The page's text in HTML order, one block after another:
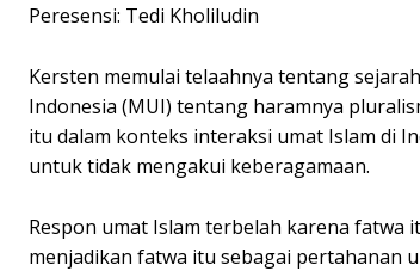
Peresensi: Tedi Kholiludin
Kersten memulai telaahnya tentang
Indonesia (MUI) tentang haramnya
itu dalam konteks interaksi umat Islam di
untuk tidak mengakui keberagamaan.
Respon umat Islam terbelah karena fatwa
menjadikan fatwa itu sebagai pertahanan